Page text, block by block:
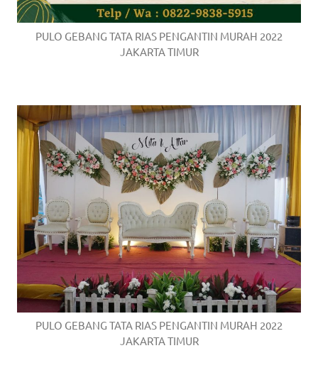
PULO GEBANG TATA RIAS PENGANTIN MURAH 2022
JAKARTA TIMUR
PULO GEBANG TATA RIAS PENGANTIN MURAH 2022
JAKARTA TIMUR